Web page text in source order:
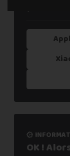
1. Estimer
2. Fournir
3.
?
OK !